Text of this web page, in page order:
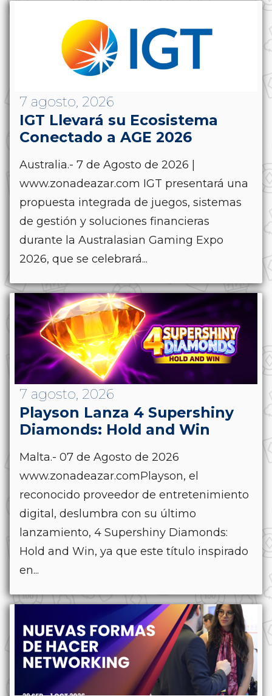
7 agosto, 2026
IGT Llevará su Ecosistema
Conectado a AGE 2026
Australia.- 7 de Agosto de 2026 |
www.zonadeazar.com IGT presentará una
propuesta integrada de juegos, sistemas
de gestión y soluciones financieras
durante la Australasian Gaming Expo
2026, que se celebrará...
7 agosto, 2026
Playson Lanza 4 Supershiny
Diamonds: Hold and Win
Malta.- 07 de Agosto de 2026
www.zonadeazar.comPlayson, el
reconocido proveedor de entretenimiento
digital, deslumbra con su último
lanzamiento, 4 Supershiny Diamonds:
Hold and Win, ya que este título inspirado
en...